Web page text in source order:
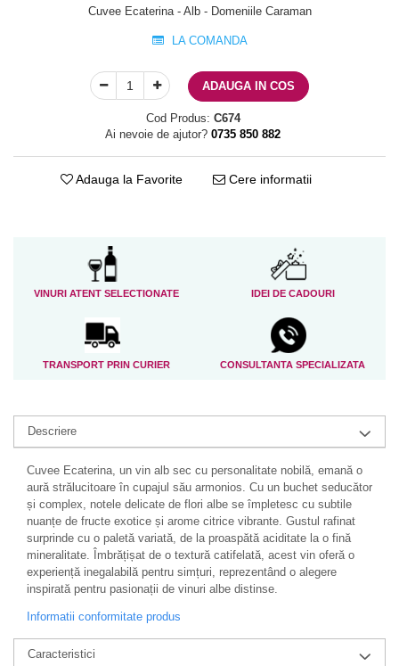
Cuvee Ecaterina - Alb - Domeniile Caraman
LA COMANDA
ADAUGA IN COS
Cod Produs: C674
Ai nevoie de ajutor? 0735 850 882
Adauga la Favorite Cere informatii
VINURI ATENT SELECTIONATE IDEI DE CADOURI
TRANSPORT PRIN CURIER CONSULTANTA SPECIALIZATA
Descriere
Cuvee Ecaterina, un vin alb sec cu personalitate nobilă, emană o
aură strălucitoare în cupajul său armonios. Cu un buchet seducător
și complex, notele delicate de flori albe se împletesc cu subtile
nuanțe de fructe exotice și arome citrice vibrante. Gustul rafinat
surprinde cu o paletă variată, de la proaspătă aciditate la o fină
mineralitate. Îmbrățișat de o textură catifelată, acest vin oferă o
experiență inegalabilă pentru simțuri, reprezentând o alegere
inspirată pentru pasionații de vinuri albe distinse.
Informatii conformitate produs
Caracteristici